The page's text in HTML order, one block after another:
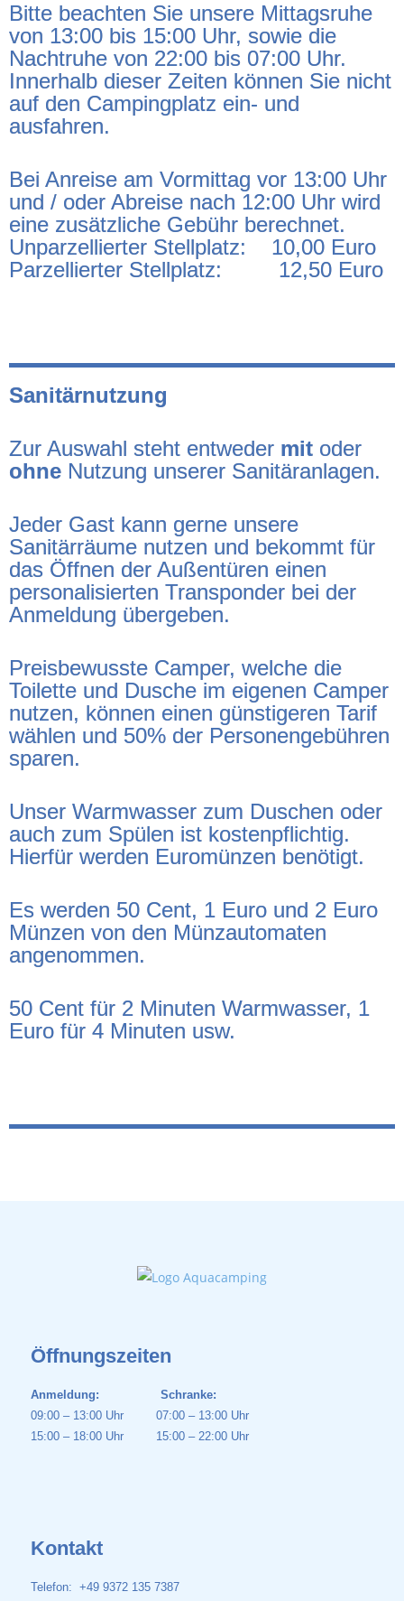
Bitte beachten Sie unsere Mittagsruhe
von 13:00 bis 15:00 Uhr, sowie die
Nachtruhe von 22:00 bis 07:00 Uhr.
Innerhalb dieser Zeiten können Sie nicht
auf den Campingplatz ein- und
ausfahren.
Bei Anreise am Vormittag vor 13:00 Uhr
und / oder Abreise nach 12:00 Uhr wird
eine zusätzliche Gebühr berechnet.
Unparzellierter Stellplatz: 10,00 Euro
Parzellierter Stellplatz: 12,50 Euro
Sanitärnutzung
Zur Auswahl steht entweder mit oder
ohne Nutzung unserer Sanitäranlagen.
Jeder Gast kann gerne unsere
Sanitärräume nutzen und bekommt für
das Öffnen der Außentüren einen
personalisierten Transponder bei der
Anmeldung übergeben.
Preisbewusste Camper, welche die
Toilette und Dusche im eigenen Camper
nutzen, können einen günstigeren Tarif
wählen und 50% der Personengebühren
sparen.
Unser Warmwasser zum Duschen oder
auch zum Spülen ist kostenpflichtig.
Hierfür werden Euromünzen benötigt.
Es werden 50 Cent, 1 Euro und 2 Euro
Münzen von den Münzautomaten
angenommen.
50 Cent für 2 Minuten Warmwasser, 1
Euro für 4 Minuten usw.
Öffnungszeiten
Anmeldung: Schranke:
09:00 – 13:00 Uhr 07:00 – 13:00 Uhr
15:00 – 18:00 Uhr 15:00 – 22:00 Uhr
Kontakt
Telefon: +49 9372 135 7387